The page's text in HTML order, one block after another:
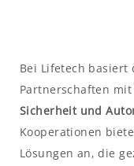
Bei Lifetech basiert
Partnerschaften
Sicherheit und
Kooperationen
Lösungen an, die